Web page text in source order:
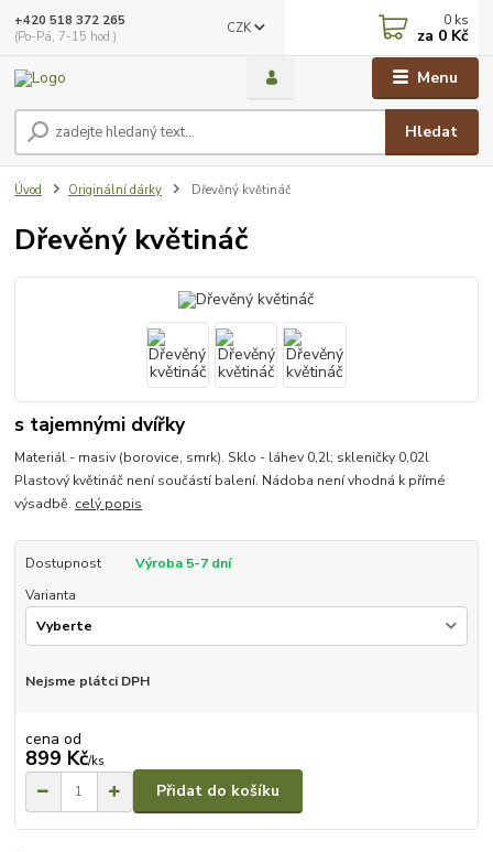
Menu
CZK
Hledat
+420 518 372 265
(Po-Pá, 7-15 hod.)
0 ks
za 0 Kč
Úvod Originální dárky Dřevěný květináč
Dřevěný květináč
s tajemnými dvířky
Materiál - masiv (borovice, smrk). Sklo - láhev 0,2l; skleničky 0,02l
Plastový květináč není součástí balení. Nádoba není vhodná k přímé
výsadbě. celý popis
Dostupnost
Výroba 5-7 dní
Varianta
Nejsme plátci DPH
cena od
899 Kč/ks
Přidat do košíku